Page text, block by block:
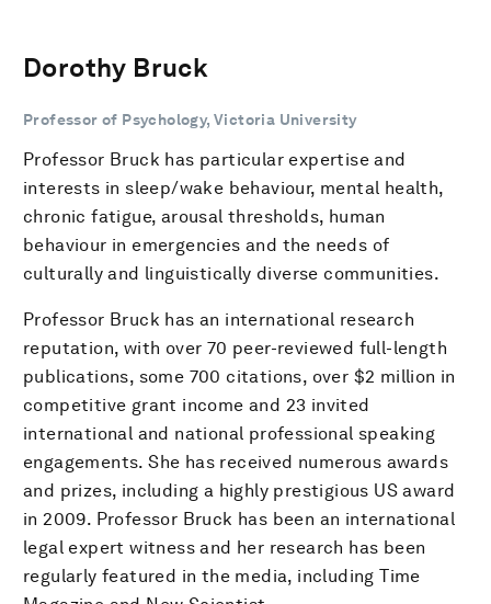
Dorothy Bruck
Professor of Psychology, Victoria University
Professor Bruck has particular expertise and
interests in sleep/wake behaviour, mental health,
chronic fatigue, arousal thresholds, human
behaviour in emergencies and the needs of
culturally and linguistically diverse communities.
Professor Bruck has an international research
reputation, with over 70 peer-reviewed full-length
publications, some 700 citations, over $2 million in
competitive grant income and 23 invited
international and national professional speaking
engagements. She has received numerous awards
and prizes, including a highly prestigious US award
in 2009. Professor Bruck has been an international
legal expert witness and her research has been
regularly featured in the media, including Time